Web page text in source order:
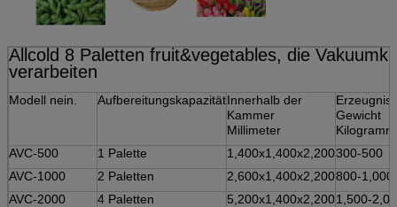
Allcold 8 Paletten fruit&vegetables, die
verarbeiten
Modell nein. AufbereitungskapazitätInnerhalb der
Kammer
Millimeter
Erzeugnis-
Gewicht
Kilogramm
AVC-500
1 Palette 1,400x1,400x2,200300-500
AVC-1000
2 Paletten 2,600x1,400x2,200800-1,000
AVC-2000
4 Paletten 5,200x1,400x2,2001,500-